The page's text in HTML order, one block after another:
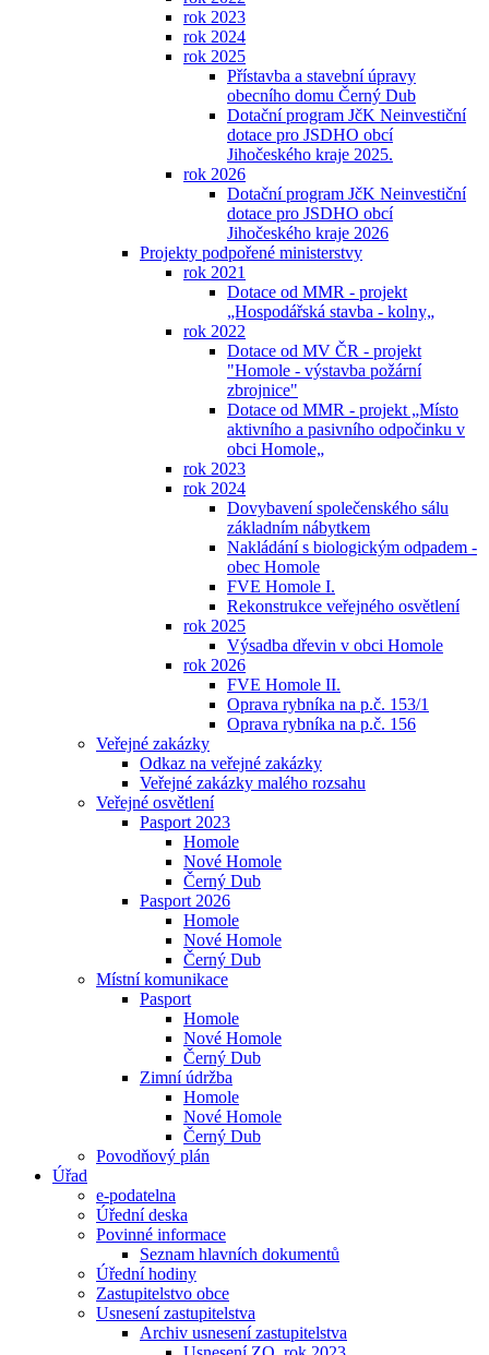
rok 2023
rok 2024
rok 2025
Přístavba a stavební úpravy
obecního domu Černý Dub
Dotační program JčK Neinvestiční
dotace pro JSDHO obcí
Jihočeského kraje 2025.
rok 2026
Dotační program JčK Neinvestiční
dotace pro JSDHO obcí
Jihočeského kraje 2026
Projekty podpořené ministerstvy
rok 2021
Dotace od MMR - projekt
„Hospodářská stavba - kolny„
rok 2022
Dotace od MV ČR - projekt
"Homole - výstavba požární
zbrojnice"
Dotace od MMR - projekt „Místo
aktivního a pasivního odpočinku v
obci Homole„
rok 2023
rok 2024
Dovybavení společenského sálu
základním nábytkem
Nakládání s biologickým odpadem -
obec Homole
FVE Homole I.
Rekonstrukce veřejného osvětlení
rok 2025
Výsadba dřevin v obci Homole
rok 2026
FVE Homole II.
Oprava rybníka na p.č. 153/1
Oprava rybníka na p.č. 156
Veřejné zakázky
Odkaz na veřejné zakázky
Veřejné zakázky malého rozsahu
Veřejné osvětlení
Pasport 2023
Homole
Nové Homole
Černý Dub
Pasport 2026
Homole
Nové Homole
Černý Dub
Místní komunikace
Pasport
Homole
Nové Homole
Černý Dub
Zimní údržba
Homole
Nové Homole
Černý Dub
Povodňový plán
Úřad
e-podatelna
Úřední deska
Povinné informace
Seznam hlavních dokumentů
Úřední hodiny
Zastupitelstvo obce
Usnesení zastupitelstva
Archiv usnesení zastupitelstva